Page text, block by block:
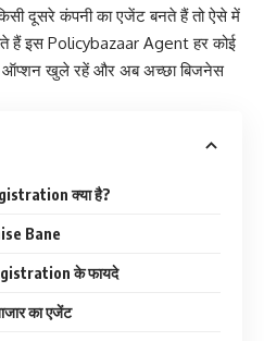
दूसरे कंपनी का एजेंट बनते हैं तो ऐसे में
हैं इस Policybazaar Agent हर कोई
ऑप्शन खुले रहें और अब अच्छा बिजनेस
क्या है?
Bane
के फायदे
का एजेंट